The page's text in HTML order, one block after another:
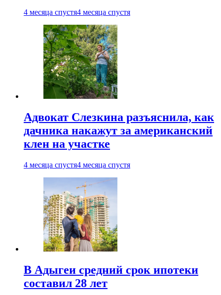
4 месяца спустя4 месяца спустя
Адвокат Слезкина разъяснила, как
дачника накажут за американский
клен на участке
4 месяца спустя4 месяца спустя
В Адыгеи средний срок ипотеки
составил 28 лет